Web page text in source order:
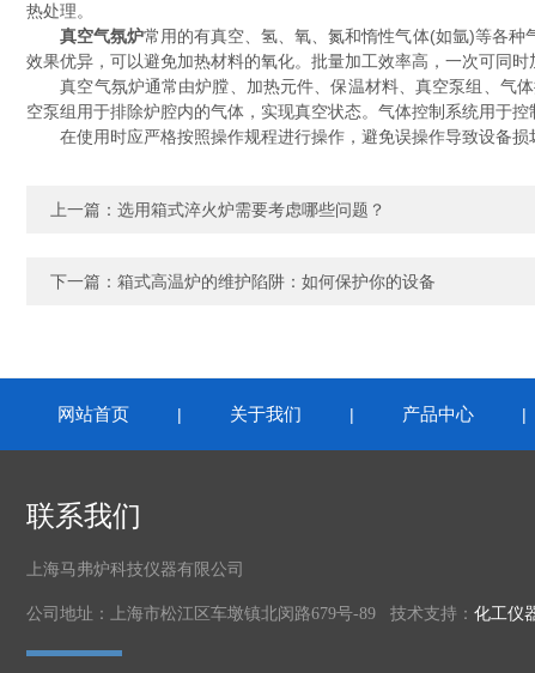
热处理。
真空气氛炉常用的有真空、氢、氧、氮和惰性气体(如氩)等各
效果优异，可以避免加热材料的氧化。批量加工效率高，一次可同时
真空气氛炉通常由炉膛、加热元件、保温材料、真空泵组、气体
空泵组用于排除炉腔内的气体，实现真空状态。气体控制系统用于
在使用时应严格按照操作规程进行操作，避免误操作导致设备损
上一篇： 选用箱式淬火炉需要考虑哪些问题？
下一篇： 箱式高温炉的维护陷阱：如何保护你的设备
网站首页 | 关于我们 | 产品中心 |
联系我们
上海马弗炉科技仪器有限公司
公司地址：上海市松江区车墩镇北闵路679号-89 技术支持： 化工仪